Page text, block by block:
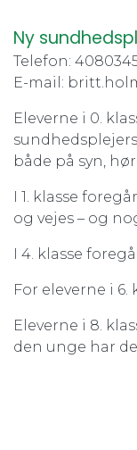
Ny
Telefon:
E-mail:
Eleverne i 0.
både på syn,
I 1. klasse
og vejes – og
I 4. klasse
For eleverne i 6.
Eleverne i 8.
den unge har